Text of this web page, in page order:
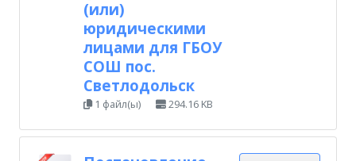
(или)
юридическими
лицами для ГБОУ
СОШ пос.
Светлодольск
1 файл(ы) 294.16 KB